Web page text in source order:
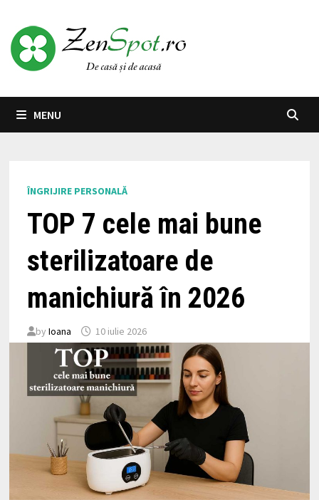
content
MENU
ÎNGRIJIRE PERSONALĂ
TOP 7 cele mai bune
sterilizatoare de
manichiură în 2026
by Ioana 10 iulie 2026